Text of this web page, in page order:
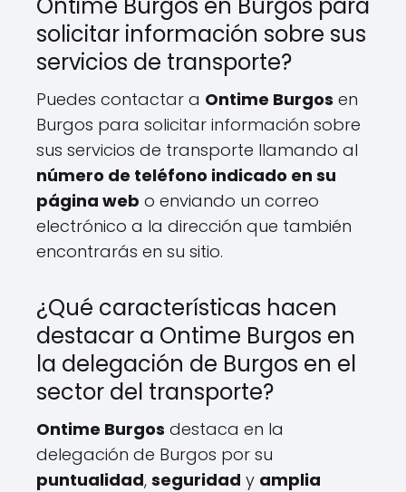
solicitar información sobre sus
servicios de transporte?
Puedes contactar a Ontime Burgos en
Burgos para solicitar información sobre
sus servicios de transporte llamando al
número de teléfono indicado en su
página web o enviando un correo
electrónico a la dirección que también
encontrarás en su sitio.
¿Qué características hacen
destacar a Ontime Burgos en
la delegación de Burgos en el
sector del transporte?
Ontime Burgos destaca en la
delegación de Burgos por su
puntualidad, seguridad y amplia